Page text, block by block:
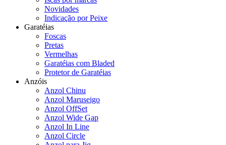
Novidades
Indicação por Peixe
Garatéias
Foscas
Pretas
Vermelhas
Garatéias com Bladed
Protetor de Garatéias
Anzóis
Anzol Chinu
Anzol Maruseigo
Anzol OffSet
Anzol Wide Gap
Anzol In Line
Anzol Circle